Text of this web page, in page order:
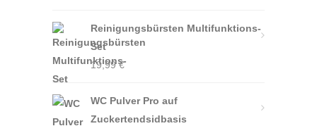
Reinigungsbürsten Multifunktions-
Set
19,99€
WC Pulver Pro auf
Zuckertendsidbasis